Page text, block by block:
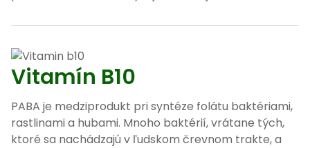
Vitamín B10
PABA je medziprodukt pri syntéze folátu baktériami,
rastlinami a hubami. Mnoho baktérií, vrátane tých,
ktoré sa nachádzajú v ľudskom črevnom trakte, a